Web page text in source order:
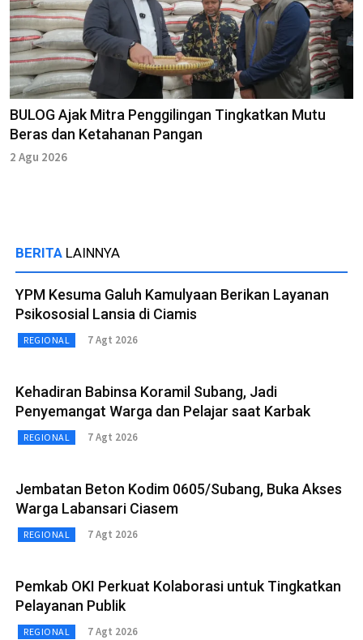
BULOG Ajak Mitra Penggilingan Tingkatkan Mutu
Beras dan Ketahanan Pangan
2 Agu 2026
BERITA LAINNYA
YPM Kesuma Galuh Kamulyaan Berikan Layanan
Psikososial Lansia di Ciamis
REGIONAL 7 Agt 2026
Kehadiran Babinsa Koramil Subang, Jadi
Penyemangat Warga dan Pelajar saat Karbak
REGIONAL 7 Agt 2026
Jembatan Beton Kodim 0605/Subang, Buka Akses
Warga Labansari Ciasem
REGIONAL 7 Agt 2026
Pemkab OKI Perkuat Kolaborasi untuk Tingkatkan
Pelayanan Publik
REGIONAL 7 Agt 2026